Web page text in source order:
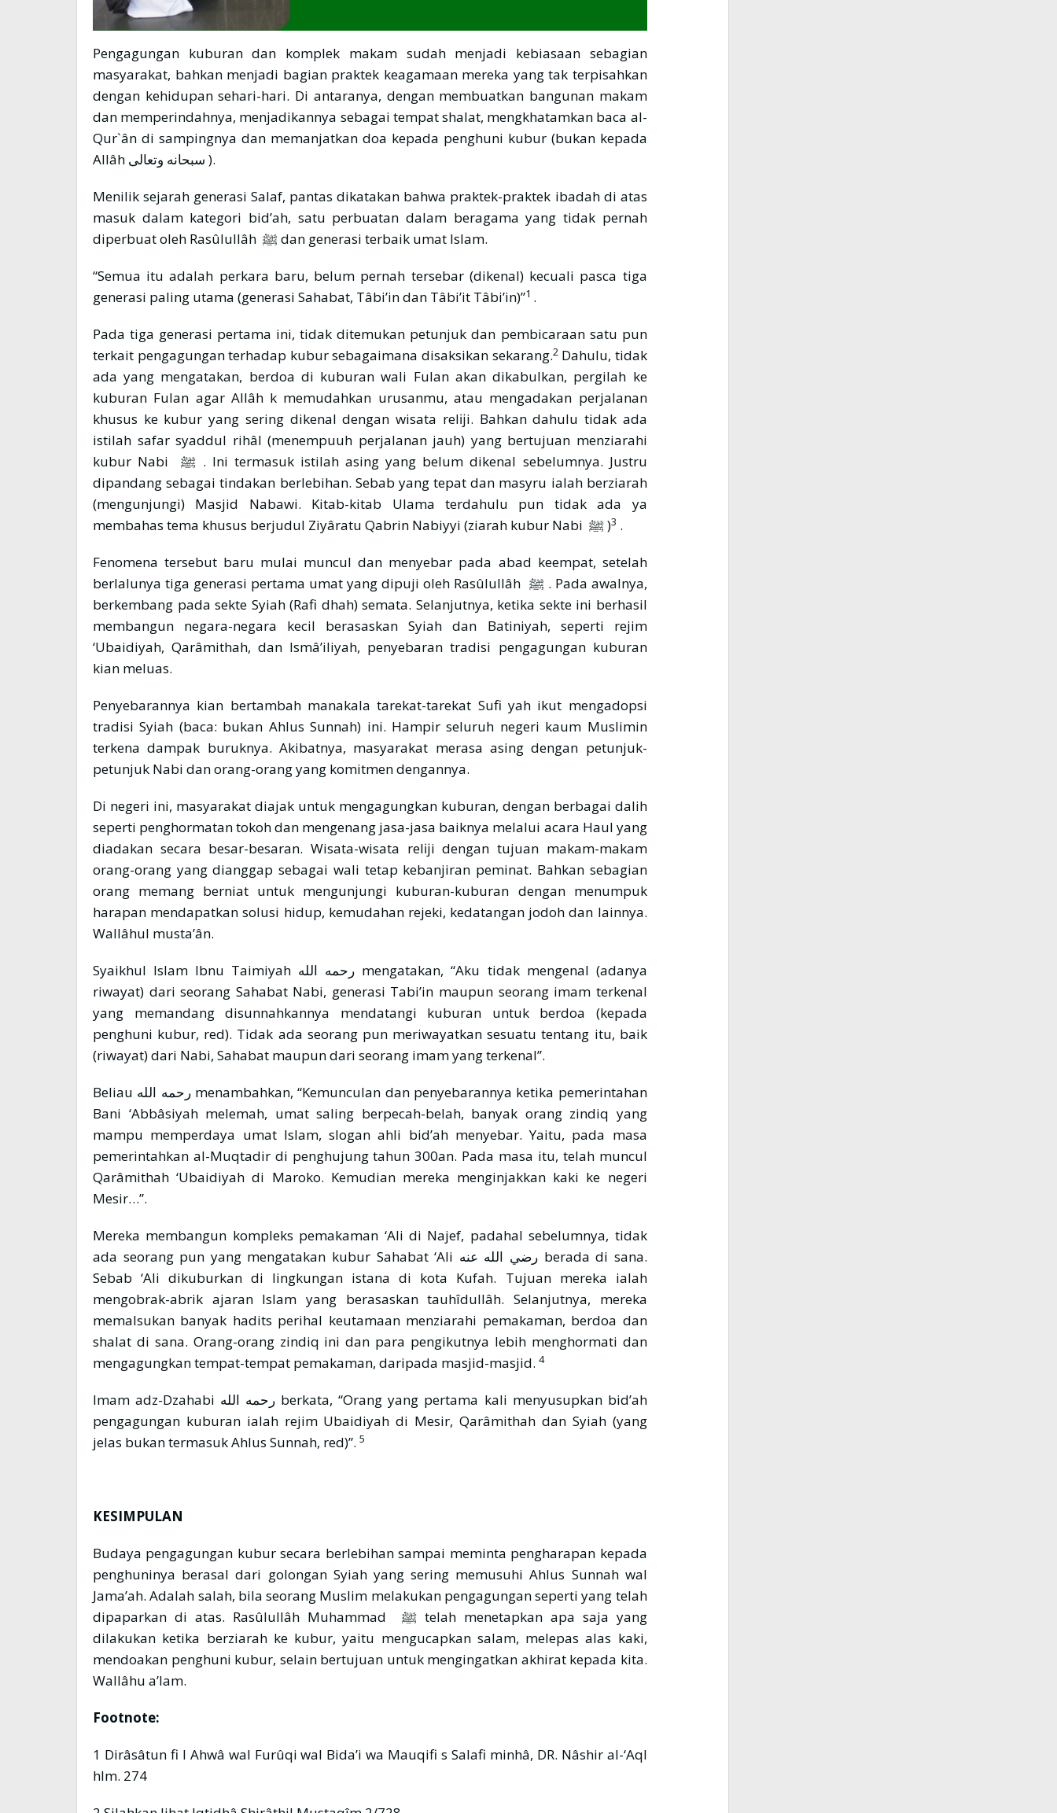
Pengagungan kuburan dan komplek makam sudah menjadi kebiasaan sebagian
masyarakat, bahkan menjadi bagian praktek keagamaan mereka yang tak terpisahkan
dengan kehidupan sehari-hari. Di antaranya, dengan membuatkan bangunan makam
dan memperindahnya, menjadikannya sebagai tempat shalat, mengkhatamkan baca al-
Qur`ân di sampingnya dan memanjatkan doa kepada penghuni kubur (bukan kepada
Allâh سبحانه وتعالى ).
Menilik sejarah generasi Salaf, pantas dikatakan bahwa praktek-praktek ibadah di atas
masuk dalam kategori bid’ah, satu perbuatan dalam beragama yang tidak pernah
diperbuat oleh Rasûlullâh ﷺ dan generasi terbaik umat Islam.
“Semua itu adalah perkara baru, belum pernah tersebar (dikenal) kecuali pasca tiga
generasi paling utama (generasi Sahabat, Tâbi’in dan Tâbi’it Tâbi’in)”1 .
Pada tiga generasi pertama ini, tidak ditemukan petunjuk dan pembicaraan satu pun
terkait pengagungan terhadap kubur sebagaimana disaksikan sekarang.2Dahulu, tidak
ada yang mengatakan, berdoa di kuburan wali Fulan akan dikabulkan, pergilah ke
kuburan Fulan agar Allâh k memudahkan urusanmu, atau mengadakan perjalanan
khusus ke kubur yang sering dikenal dengan wisata relĳi. Bahkan dahulu tidak ada
istilah safar syaddul rihâl (menempuuh perjalanan jauh) yang bertujuan menziarahi
kubur Nabi ﷺ . Ini termasuk istilah asing yang belum dikenal sebelumnya. Justru
dipandang sebagai tindakan berlebihan. Sebab yang tepat dan masyru ialah berziarah
(mengunjungi) Masjid Nabawi. Kitab-kitab Ulama terdahulu pun tidak ada ya
membahas tema khusus berjudul Ziyâratu Qabrin Nabiyyi (ziarah kubur Nabi ﷺ )3 .
Fenomena tersebut baru mulai muncul dan menyebar pada abad keempat, setelah
berlalunya tiga generasi pertama umat yang dipuji oleh Rasûlullâh ﷺ . Pada awalnya,
berkembang pada sekte Syiah (Rafi dhah) semata. Selanjutnya, ketika sekte ini berhasil
membangun negara-negara kecil berasaskan Syiah dan Batiniyah, seperti rejim
‘Ubaidiyah, Qarâmithah, dan Ismâ’iliyah, penyebaran tradisi pengagungan kuburan
kian meluas.
Penyebarannya kian bertambah manakala tarekat-tarekat Sufi yah ikut mengadopsi
tradisi Syiah (baca: bukan Ahlus Sunnah) ini. Hampir seluruh negeri kaum Muslimin
terkena dampak buruknya. Akibatnya, masyarakat merasa asing dengan petunjuk-
petunjuk Nabi dan orang-orang yang komitmen dengannya.
Di negeri ini, masyarakat diajak untuk mengagungkan kuburan, dengan berbagai dalih
seperti penghormatan tokoh dan mengenang jasa-jasa baiknya melalui acara Haul yang
diadakan secara besar-besaran. Wisata-wisata relĳi dengan tujuan makam-makam
orang-orang yang dianggap sebagai wali tetap kebanjiran peminat. Bahkan sebagian
orang memang berniat untuk mengunjungi kuburan-kuburan dengan menumpuk
harapan mendapatkan solusi hidup, kemudahan rejeki, kedatangan jodoh dan lainnya.
Wallâhul musta’ân.
Syaikhul Islam Ibnu Taimiyah رحمه الله mengatakan, “Aku tidak mengenal (adanya
riwayat) dari seorang Sahabat Nabi, generasi Tabi’in maupun seorang imam terkenal
yang memandang disunnahkannya mendatangi kuburan untuk berdoa (kepada
penghuni kubur, red). Tidak ada seorang pun meriwayatkan sesuatu tentang itu, baik
(riwayat) dari Nabi, Sahabat maupun dari seorang imam yang terkenal”.
Beliau رحمه الله menambahkan, “Kemunculan dan penyebarannya ketika pemerintahan
Bani ‘Abbâsiyah melemah, umat saling berpecah-belah, banyak orang zindiq yang
mampu memperdaya umat Islam, slogan ahli bid’ah menyebar. Yaitu, pada masa
pemerintahkan al-Muqtadir di penghujung tahun 300an. Pada masa itu, telah muncul
Qarâmithah ‘Ubaidiyah di Maroko. Kemudian mereka menginjakkan kaki ke negeri
Mesir…”.
Mereka membangun kompleks pemakaman ‘Ali di Najef, padahal sebelumnya, tidak
ada seorang pun yang mengatakan kubur Sahabat ‘Ali رضي الله عنه berada di sana.
Sebab ‘Ali dikuburkan di lingkungan istana di kota Kufah. Tujuan mereka ialah
mengobrak-abrik ajaran Islam yang berasaskan tauhîdullâh. Selanjutnya, mereka
memalsukan banyak hadits perihal keutamaan menziarahi pemakaman, berdoa dan
shalat di sana. Orang-orang zindiq ini dan para pengikutnya lebih menghormati dan
mengagungkan tempat-tempat pemakaman, daripada masjid-masjid. 4
Imam adz-Dzahabi رحمه الله berkata, “Orang yang pertama kali menyusupkan bid’ah
pengagungan kuburan ialah rejim Ubaidiyah di Mesir, Qarâmithah dan Syiah (yang
jelas bukan termasuk Ahlus Sunnah, red)”. 5
KESIMPULAN
Budaya pengagungan kubur secara berlebihan sampai meminta pengharapan kepada
penghuninya berasal dari golongan Syiah yang sering memusuhi Ahlus Sunnah wal
Jama’ah. Adalah salah, bila seorang Muslim melakukan pengagungan seperti yang telah
dipaparkan di atas. Rasûlullâh Muhammad ﷺ telah menetapkan apa saja yang
dilakukan ketika berziarah ke kubur, yaitu mengucapkan salam, melepas alas kaki,
mendoakan penghuni kubur, selain bertujuan untuk mengingatkan akhirat kepada kita.
Wallâhu a’lam.
Footnote:
1 Dirâsâtun fi l Ahwâ wal Furûqi wal Bida’i wa Mauqifi s Salafi minhâ, DR. Nâshir al-‘Aql
hlm. 274